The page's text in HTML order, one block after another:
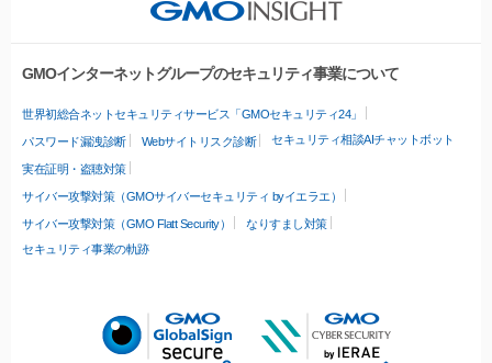
GMOインターネットグループのセキュリティ事業について
世界初総合ネットセキュリティサービス「GMOセキュリティ24」
パスワード漏洩診断 Webサイトリスク診断 セキュリティ相談AIチャットボット
実在証明・盗聴対策
サイバー攻撃対策（GMOサイバーセキュリティ byイエラエ）
サイバー攻撃対策（GMO Flatt Security）
なりすまし対策
セキュリティ事業の軌跡